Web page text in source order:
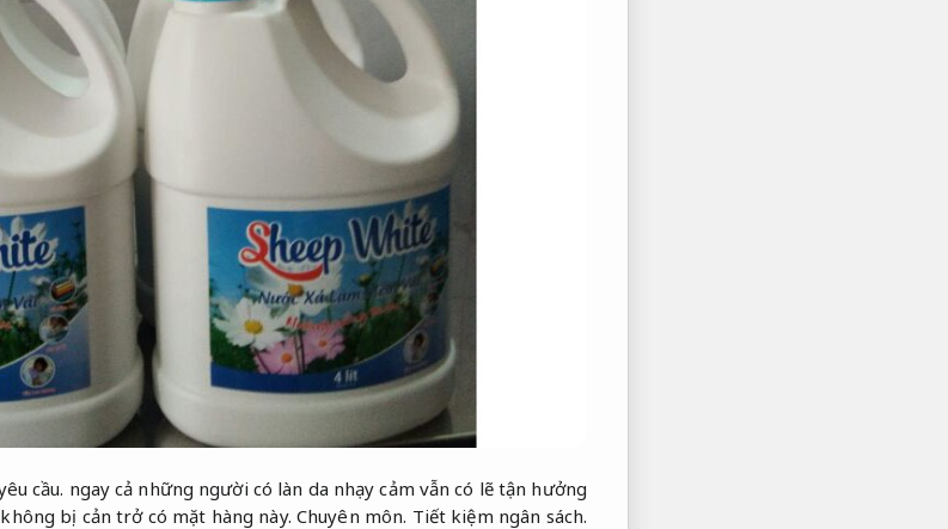
cầu. ngay cả những người có làn da nhạy cảm vẫn có lẽ tận hưởng
bị cản trở có mặt hàng này.Chuyên môn. Tiết kiệm ngân sách.